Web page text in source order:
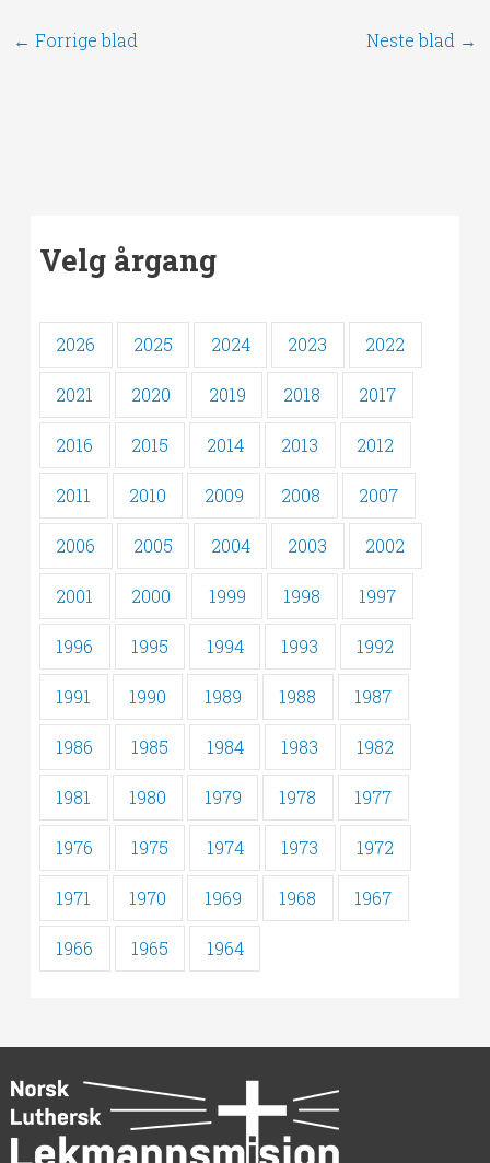
← Forrige blad Neste blad →
Velg årgang
2026 2025 2024 2023 2022
2021 2020 2019 2018 2017
2016 2015 2014 2013 2012
2011 2010 2009 2008 2007
2006 2005 2004 2003 2002
2001 2000 1999 1998 1997
1996 1995 1994 1993 1992
1991 1990 1989 1988 1987
1986 1985 1984 1983 1982
1981 1980 1979 1978 1977
1976 1975 1974 1973 1972
1971 1970 1969 1968 1967
1966 1965 1964